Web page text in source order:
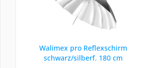
Walimex pro Reflexschirm
schwarz/silberf. 180 cm